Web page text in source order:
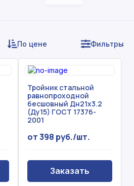
По цене Фильтры
Тройник стальной
равнопроходной
бесшовный Дн21х3.2
(Ду15) ГОСТ 17376-
2001
от 398 руб./шт.
Заказать